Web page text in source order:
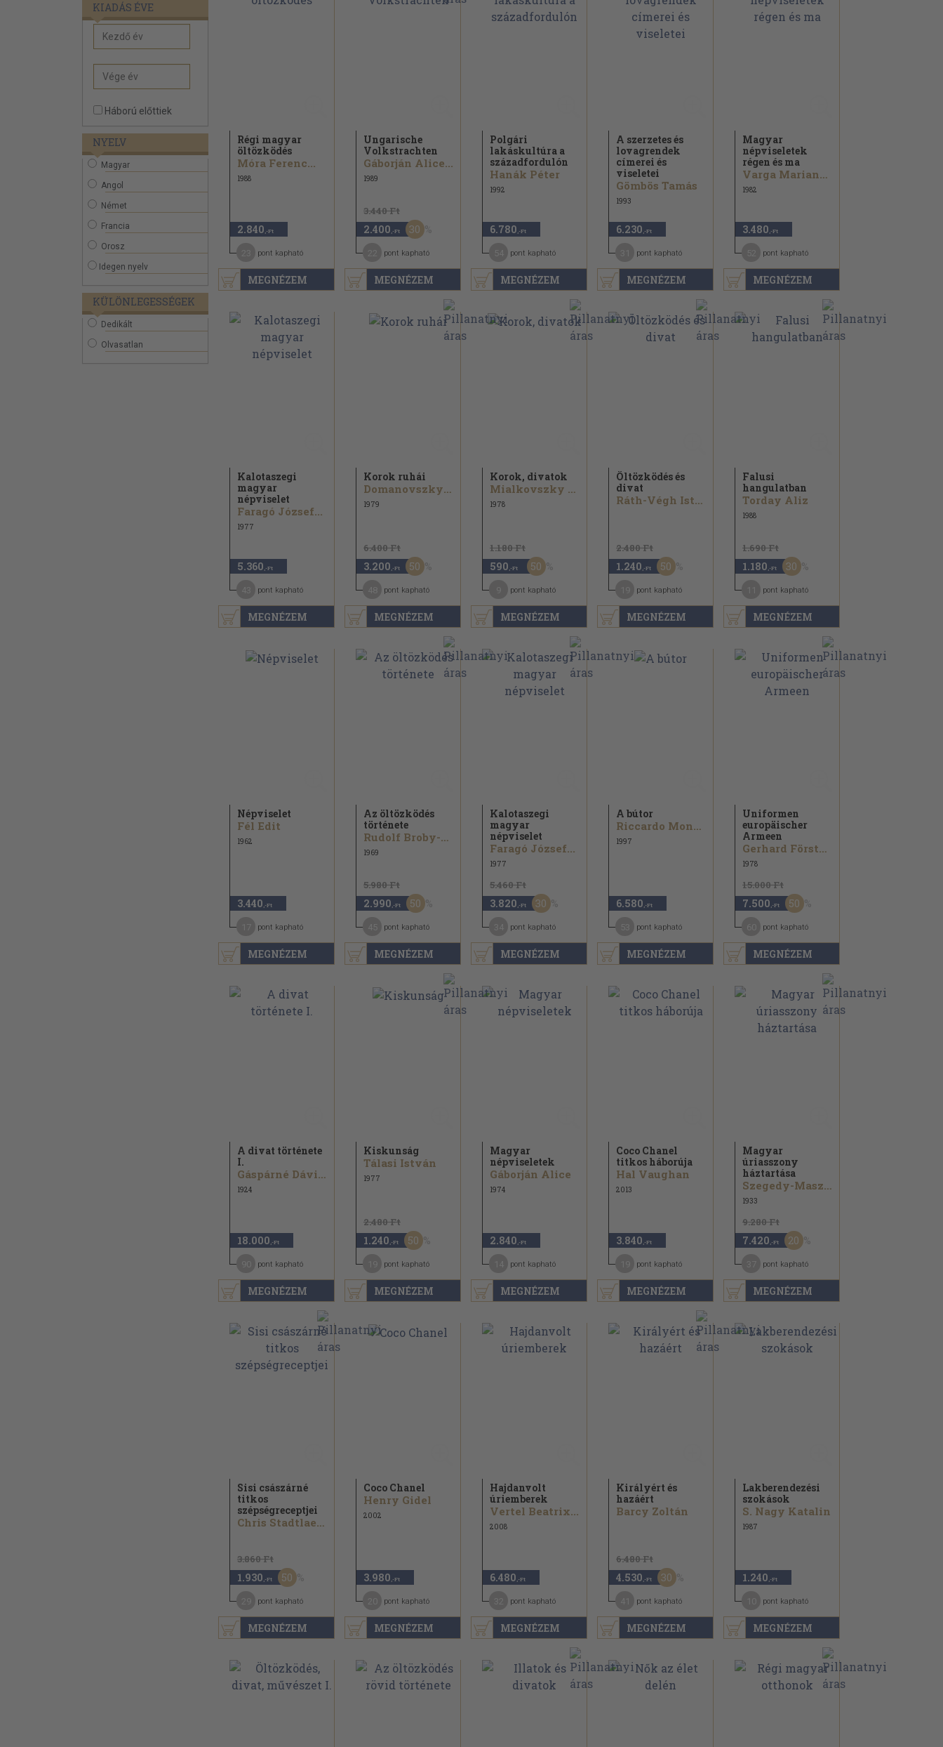
KIADÁS ÉVE
Háború előttiek
NYELV
Magyar
Angol
Német
Francia
Orosz
Idegen nyelv
KÜLÖNLEGESSÉGEK
Dedikált
Olvasatlan
MEGNÉZEM
Régi magyar
öltözködés
Móra Ferenc...
1988
2.840 ,-Ft
pont kapható
MEGNÉZEM
Ungarische
Volkstrachten
Gáborján Alice...
1989
3.440 Ft
2.400 ,-Ft 30
pont kapható
MEGNÉZEM
Polgári
lakáskultúra a
századfordulón
Hanák Péter
1992
6.780 ,-Ft
pont kapható
MEGNÉZEM
A szerzetes és
lovagrendek
címerei és
viseletei
Gömbös Tamás
1993
6.230 ,-Ft
pont kapható
MEGNÉZEM
Magyar
népviseletek
régen és ma
Varga Marianna
1982
3.480 ,-Ft
pont kapható
MEGNÉZEM
Kalotaszegi
magyar
népviselet
Faragó József...
1977
5.360 ,-Ft
pont kapható
MEGNÉZEM
Korok ruhái
Domanovszky Endre
1979
6.400 Ft
3.200 ,-Ft 50
pont kapható
MEGNÉZEM
Korok, divatok
Mialkovszky Erzsébet
1978
1.180 Ft
590 ,-Ft 50
pont kapható
MEGNÉZEM
Öltözködés és
divat
Ráth-Végh István...
2.480 Ft
1.240 ,-Ft 50
pont kapható
MEGNÉZEM
Falusi
hangulatban
Torday Aliz
1988
1.690 Ft
1.180 ,-Ft 30
pont kapható
MEGNÉZEM
Népviselet
Fél Edit
1962
3.440 ,-Ft
pont kapható
MEGNÉZEM
Az öltözködés
története
Rudolf Broby-Johansen
1969
5.980 Ft
2.990 ,-Ft 50
pont kapható
MEGNÉZEM
Kalotaszegi
magyar
népviselet
Faragó József...
1977
5.460 Ft
3.820 ,-Ft 30
pont kapható
MEGNÉZEM
A bútor
Riccardo Montenegro
1997
6.580 ,-Ft
pont kapható
MEGNÉZEM
Uniformen
europäischer
Armeen
Gerhard Förster...
1978
15.000 Ft
7.500 ,-Ft 50
pont kapható
MEGNÉZEM
A divat története
I.
Gáspárné Dávid Margit
1924
18.000 ,-Ft
pont kapható
MEGNÉZEM
Kiskunság
Tálasi István
1977
2.480 Ft
1.240 ,-Ft 50
pont kapható
MEGNÉZEM
Magyar
népviseletek
Gáborján Alice
1974
2.840 ,-Ft
pont kapható
MEGNÉZEM
Coco Chanel
titkos háborúja
Hal Vaughan
2013
3.840 ,-Ft
pont kapható
MEGNÉZEM
Magyar
úriasszony
háztartása
Szegedy-Maszák Aladárné...
1933
9.280 Ft
7.420 ,-Ft 20
pont kapható
MEGNÉZEM
Sisi császárné
titkos
szépségreceptjei
Chris Stadtlaender
3.860 Ft
1.930 ,-Ft 50
pont kapható
MEGNÉZEM
Coco Chanel
Henry Gidel
2002
3.980 ,-Ft
pont kapható
MEGNÉZEM
Hajdanvolt
úriemberek
Vertel Beatrix...
2008
6.480 ,-Ft
pont kapható
MEGNÉZEM
Királyért és
hazáért
Barcy Zoltán
6.480 Ft
4.530 ,-Ft 30
pont kapható
MEGNÉZEM
Lakberendezési
szokások
S. Nagy Katalin
1987
1.240 ,-Ft
pont kapható